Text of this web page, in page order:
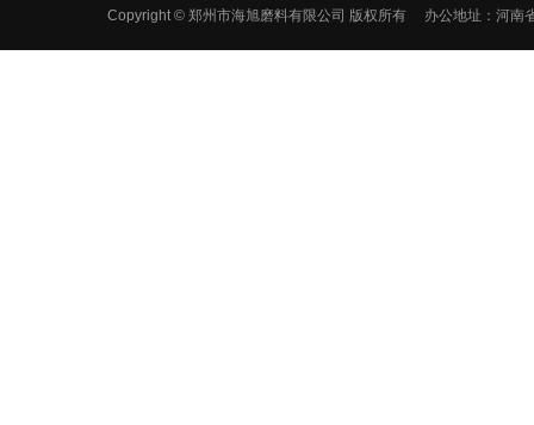
Copyright © 郑州市海旭磨料有限公司 版权所有 办公地址：河